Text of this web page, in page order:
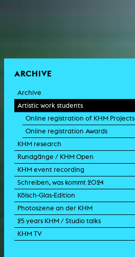
ARCHIVE
Archive
Artistic work students
Online registration of KHM Projects
Online registration Awards
KHM research
Rundgänge / KHM Open
KHM event recording
Schreiben, was kommt 2024
Kölsch-Glas-Edition
Photoszene an der KHM
25 years KHM / Studio talks
KHM TV